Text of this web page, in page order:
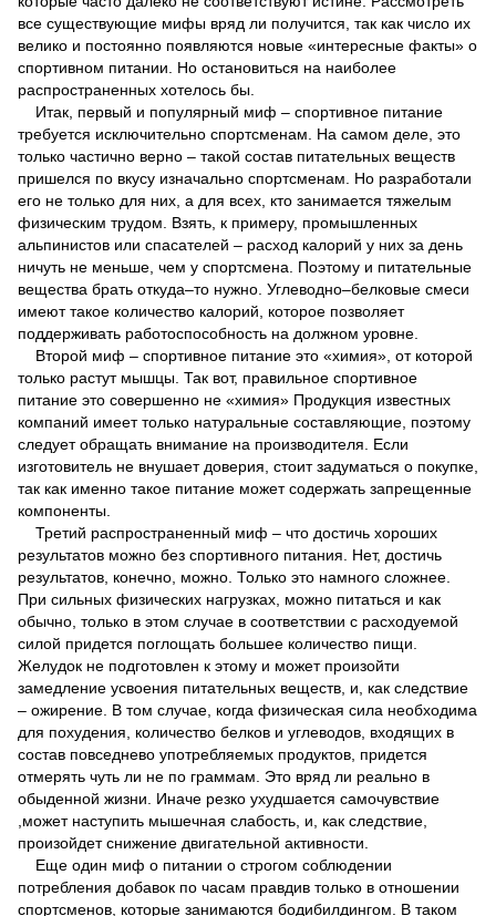
все существующие мифы вряд ли получится, так как число их
велико и постоянно появляются новые «интересные факты» о
спортивном питании. Но остановиться на наиболее
распространенных хотелось бы.
Итак, первый и популярный миф – спортивное питание
требуется исключительно спортсменам. На самом деле, это
только частично верно – такой состав питательных веществ
пришелся по вкусу изначально спортсменам. Но разработали
его не только для них, а для всех, кто занимается тяжелым
физическим трудом. Взять, к примеру, промышленных
альпинистов или спасателей – расход калорий у них за день
ничуть не меньше, чем у спортсмена. Поэтому и питательные
вещества брать откуда–то нужно. Углеводно–белковые смеси
имеют такое количество калорий, которое позволяет
поддерживать работоспособность на должном уровне.
Второй миф – спортивное питание это «химия», от которой
только растут мышцы. Так вот, правильное спортивное
питание это совершенно не «химия» Продукция известных
компаний имеет только натуральные составляющие, поэтому
следует обращать внимание на производителя. Если
изготовитель не внушает доверия, стоит задуматься о покупке,
так как именно такое питание может содержать запрещенные
компоненты.
Третий распространенный миф – что достичь хороших
результатов можно без спортивного питания. Нет, достичь
результатов, конечно, можно. Только это намного сложнее.
При сильных физических нагрузках, можно питаться и как
обычно, только в этом случае в соответствии с расходуемой
силой придется поглощать большее количество пищи.
Желудок не подготовлен к этому и может произойти
замедление усвоения питательных веществ, и, как следствие
– ожирение. В том случае, когда физическая сила необходима
для похудения, количество белков и углеводов, входящих в
состав повседнево употребляемых продуктов, придется
отмерять чуть ли не по граммам. Это вряд ли реально в
обыденной жизни. Иначе резко ухудшается самочувствие
,может наступить мышечная слабость, и, как следствие,
произойдет снижение двигательной активности.
Еще один миф о питании о строгом соблюдении
потребления добавок по часам правдив только в отношении
спортсменов, которые занимаются бодибилдингом. В таком